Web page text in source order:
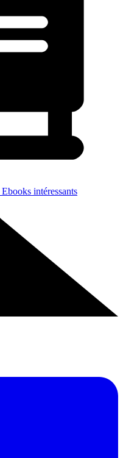
Ebooks intéressants